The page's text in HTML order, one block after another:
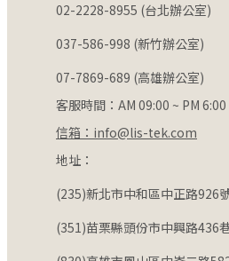
02-2228-8955 (台北辦公室)
037-586-998 (新竹辦公室)
07-7869-689 (高雄辦公室)
客服時間：AM 09:00 ~ PM 6:00
信箱：info@lis-tek.com
地址：
(235)新北市中和區中正路926
(351)苗栗縣頭份市中興路436